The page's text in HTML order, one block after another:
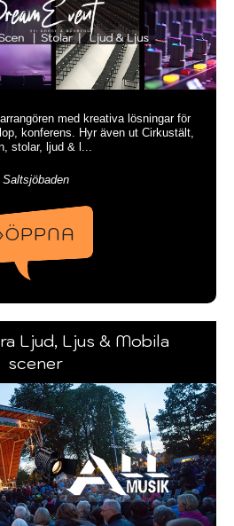
med kreativa lösningar för
konferens. Hyr även ut Cirkustält,
stolar, ljud & l...
Saltsjöbaden
Ljud, Ljus & Mobila
scener